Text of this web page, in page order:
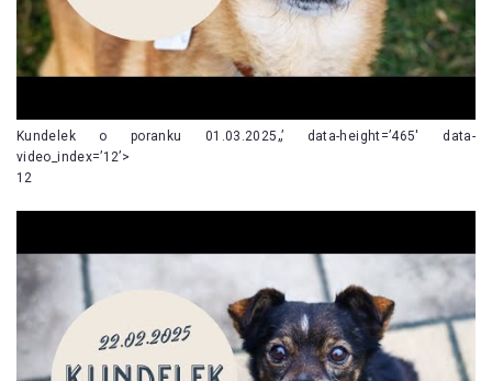
Kundelek o poranku 01.03.2025„’ data-height=’465′ data-
video_index=’12’>
12